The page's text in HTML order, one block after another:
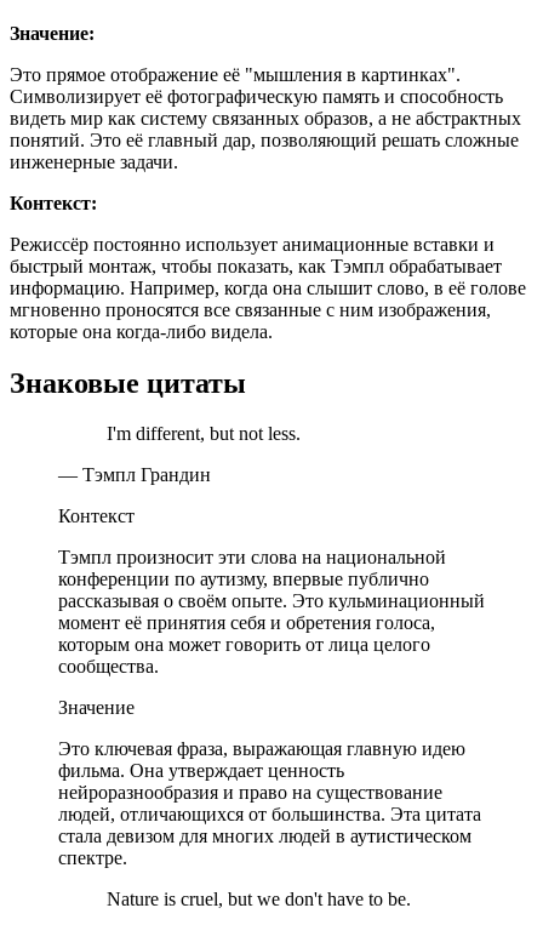
Значение:
Это прямое отображение её "мышления в картинках".
Символизирует её фотографическую память и способность
видеть мир как систему связанных образов, а не абстрактных
понятий. Это её главный дар, позволяющий решать сложные
инженерные задачи.
Контекст:
Режиссёр постоянно использует анимационные вставки и
быстрый монтаж, чтобы показать, как Тэмпл обрабатывает
информацию. Например, когда она слышит слово, в её голове
мгновенно проносятся все связанные с ним изображения,
которые она когда-либо видела.
Знаковые цитаты
I'm different, but not less.
— Тэмпл Грандин
Контекст
Тэмпл произносит эти слова на национальной
конференции по аутизму, впервые публично
рассказывая о своём опыте. Это кульминационный
момент её принятия себя и обретения голоса,
которым она может говорить от лица целого
сообщества.
Значение
Это ключевая фраза, выражающая главную идею
фильма. Она утверждает ценность
нейроразнообразия и право на существование
людей, отличающихся от большинства. Эта цитата
стала девизом для многих людей в аутистическом
спектре.
Nature is cruel, but we don't have to be.